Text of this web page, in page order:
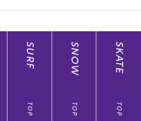
SURF
TOP
SNOW
TOP
SKATE
TOP